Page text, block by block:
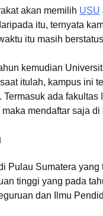
akan memilih USU
itu, ternyata
itu masih
kemudian
itulah, kampus ini
ada
mendaftar saja
Pulau Sumatera
tinggi yang pada
dan Ilmu